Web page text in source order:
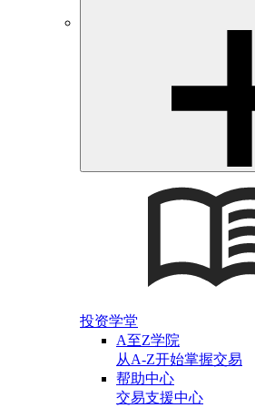
投资学堂
A至Z学院
从A-Z开始掌握交易
帮助中心
交易支援中心